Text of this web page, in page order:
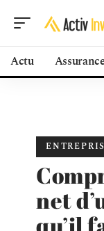
Actu Assurance
net